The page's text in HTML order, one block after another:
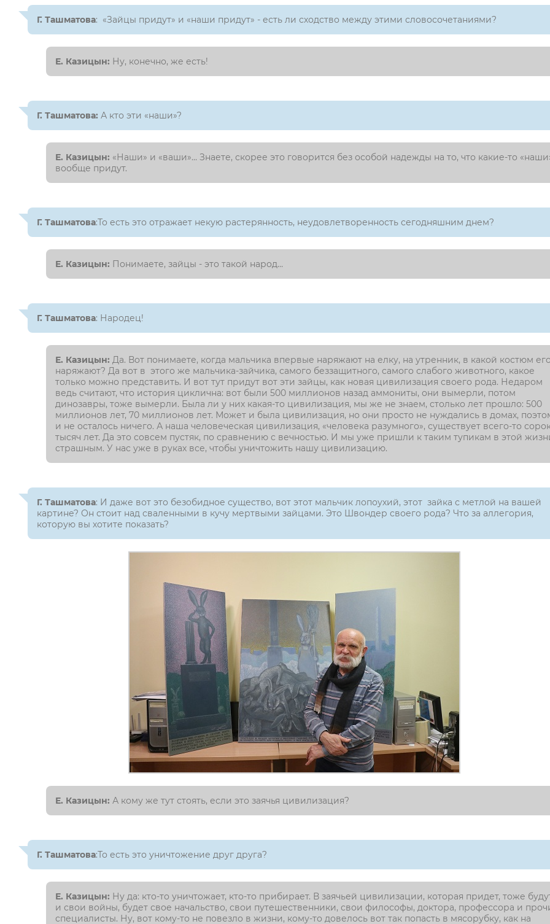
Г. Ташматова: «Зайцы придут» и «наши придут» - есть ли сходство между этими словосочетаниями?
Е. Казицын: Ну, конечно, же есть!
Г. Ташматова: А кто эти «наши»?
Е. Казицын: «Наши» и «ваши»… Знаете, скорее это говорится без особой надежды на то, что какие-то
вообще придут.
Г. Ташматова:То есть это отражает некую растерянность, неудовлетворенность сегодняшним днем?
Е. Казицын: Понимаете, зайцы - это такой народ…
Г. Ташматова: Народец!
Е. Казицын: Да. Вот понимаете, когда мальчика впервые наряжают на елку, на утренник, в какой костюм
наряжают? Да вот в этого же мальчика-зайчика, самого беззащитного, самого слабого животного, какое
только можно представить. И вот тут придут вот эти зайцы, как новая цивилизация своего рода. Недаром
ведь считают, что история циклична: вот были 500 миллионов назад аммониты, они вымерли, потом
динозавры, тоже вымерли. Была ли у них какая-то цивилизация, мы же не знаем, столько лет прошло: 500
миллионов лет, 70 миллионов лет. Может и была цивилизация, но они просто не нуждались в домах,
и не осталось ничего. А наша человеческая цивилизация, «человека разумного», существует всего-то
тысяч лет. Да это совсем пустяк, по сравнению с вечностью. И мы уже пришли к таким тупикам в этой
страшным. У нас уже в руках все, чтобы уничтожить нашу цивилизацию.
Г. Ташматова: И даже вот это безобидное существо, вот этот мальчик лопоухий, этот зайка с метлой на вашей
картине? Он стоит над сваленными в кучу мертвыми зайцами. Это Швондер своего рода? Что за аллегория,
которую вы хотите показать?
Е. Казицын: А кому же тут стоять, если это заячья цивилизация?
Г. Ташматова:То есть это уничтожение друг друга?
Е. Казицын: Ну да: кто-то уничтожает, кто-то прибирает. В заячьей цивилизации, которая придет, тоже
и свои войны, будет свое начальство, свои путешественники, свои философы, доктора, профессора и
специалисты. Ну, вот кому-то не повезло в жизни, кому-то довелось вот так попасть в мясорубку, как на